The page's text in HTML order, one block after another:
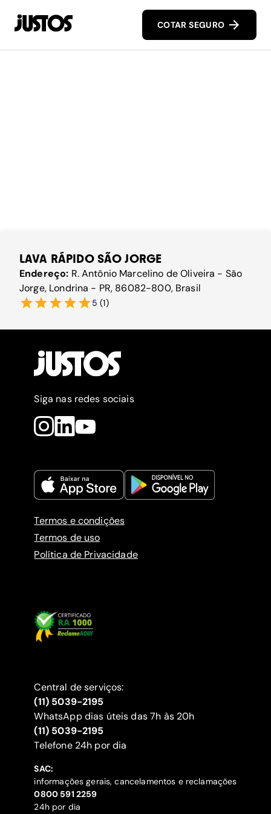
COTAR SEGURO
LAVA RÁPIDO SÃO JORGE
Endereço: R. Antônio Marcelino de Oliveira - São
Jorge, Londrina - PR, 86082-800, Brasil
5 (1)
Siga nas redes sociais
Termos e condições
Termos de uso
Política de Privacidade
Central de serviços:
(11) 5039-2195
WhatsApp dias úteis das 7h às 20h
(11) 5039-2195
‍Telefone 24h por dia
SAC:
informações gerais, cancelamentos e reclamações
‍0800 591 2259
24h por dia